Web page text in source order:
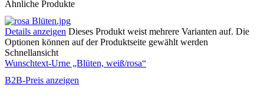
Ähnliche Produkte
Details anzeigen Dieses Produkt weist mehrere Varianten auf. Die
Optionen können auf der Produktseite gewählt werden
Schnellansicht
Wunschtext-Urne „Blüten, weiß/rosa“
B2B-Preis anzeigen